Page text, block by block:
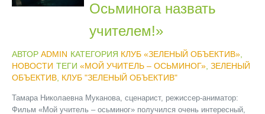
Осьминога назвать
учителем!»
АВТОР ADMIN КАТЕГОРИЯ КЛУБ «ЗЕЛЕНЫЙ ОБЪЕКТИВ»
НОВОСТИ ТЕГИ «МОЙ УЧИТЕЛЬ – ОСЬМИНОГ» ЗЕЛЕНЫЙ
ОБЪЕКТИВ КЛУБ "ЗЕЛЕНЫЙ ОБЪЕКТИВ"
Тамара Николаевна Муканова, сценарист, режиссер-аниматор:
Фильм «Мой учитель – осьминог» получился очень интересный,